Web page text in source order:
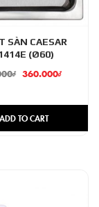
SÀN CAESAR
(Ø60)
₫ 360.000₫
ADD TO CART